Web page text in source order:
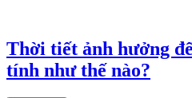
Thời tiết ảnh hưởng
tính như thế nào?